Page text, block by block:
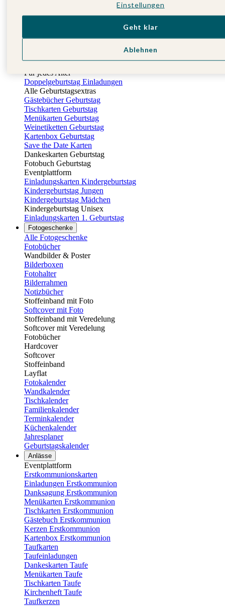
Einladungskarten 30. Geburtstag
Einladungskarten 40. Geburtstag
Einladungskarten 50. Geburtstag
Einladungskarten 60. Geburtstag
Einladungskarten 70. Geburtstag
Einladungskarten 80. Geburtstag
Einladungskarten 90. Geburtstag
Für jedes Alter
Doppelgeburtstag Einladungen
Alle Geburtstagsextras
Gästebücher Geburtstag
Tischkarten Geburtstag
Menükarten Geburtstag
Weinetiketten Geburtstag
Kartenbox Geburtstag
Save the Date Karten
Dankeskarten Geburtstag
Fotobuch Geburtstag
Eventplattform
Einladungskarten Kindergeburtstag
Kindergeburtstag Jungen
Kindergeburtstag Mädchen
Kindergeburtstag Unisex
Einladungskarten 1. Geburtstag
Fotogeschenke
Alle Fotogeschenke
Fotobücher
Wandbilder & Poster
Bilderboxen
Fotohalter
Bilderrahmen
Notizbücher
Stoffeinband mit Foto
Softcover mit Foto
Stoffeinband mit Veredelung
Softcover mit Veredelung
Fotobücher
Hardcover
Softcover
Stoffeinband
Layflat
Fotokalender
Wandkalender
Tischkalender
Familienkalender
Terminkalender
Küchenkalender
Jahresplaner
Geburtstagskalender
Anlässe
Eventplattform
Erstkommunionskarten
Einladungen Erstkommunion
Danksagung Erstkommunion
Menükarten Erstkommunion
Tischkarten Erstkommunion
Gästebuch Erstkommunion
Kerzen Erstkommunion
Kartenbox Erstkommunion
Taufkarten
Taufeinladungen
Dankeskarten Taufe
Menükarten Taufe
Tischkarten Taufe
Kirchenheft Taufe
Taufkerzen
Einstellungen
Ablehnen
Geht klar